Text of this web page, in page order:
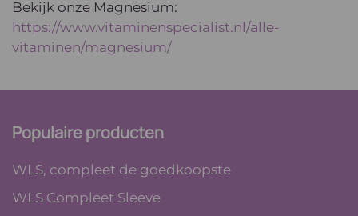
Bekijk onze Magnesium:
https://www.vitaminenspecialist.nl/alle-
vitaminen/magnesium/
Populaire producten
WLS, compleet de goedkoopste
WLS Compleet Sleeve